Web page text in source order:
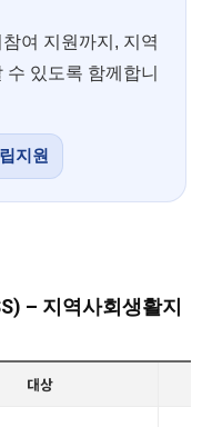
여 지원까지, 지역
있도록 함께합니
지원
– 지역사회생활지
대상